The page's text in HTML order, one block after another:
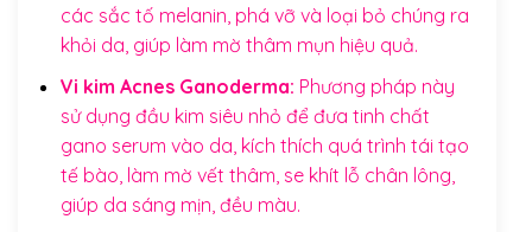
các sắc tố melanin, phá vỡ và loại bỏ chúng ra
khỏi da, giúp làm mờ thâm mụn hiệu quả.
Vi kim Acnes Ganoderma: Phương pháp này
sử dụng đầu kim siêu nhỏ để đưa tinh chất
gano serum vào da, kích thích quá trình tái tạo
tế bào, làm mờ vết thâm, se khít lỗ chân lông,
giúp da sáng mịn, đều màu.